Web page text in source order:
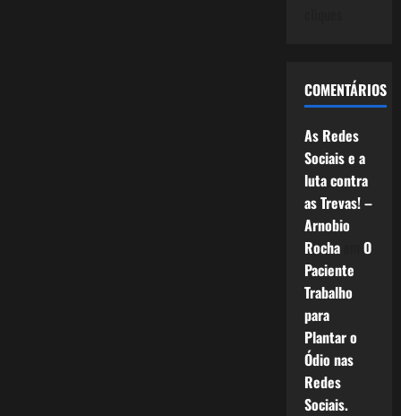
COMENTÁRIOS
As Redes
Sociais e a
luta contra
as Trevas! –
Arnobio
Rochaem O
Paciente
Trabalho
para
Plantar o
Ódio nas
Redes
Sociais.